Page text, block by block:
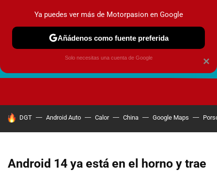
HOY SE HABLA DE
DGT Android Auto Calor China Google Maps
Android 14 ya está en el horno y trae
×
Ya puedes ver más de Motorpasion en Google
Añádenos como fuente preferida
Solo necesitas una cuenta de Google